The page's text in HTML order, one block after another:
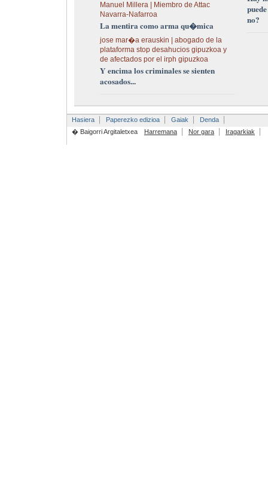
Manuel Millera | Miembro de Attac
Navarra-Nafarroa
La mentira como arma qu�mica
jose mar�a erauskin | abogado de la
plataforma stop desahucios gipuzkoa y
de afectados por el irph gipuzkoa
Y encima los criminales se sienten
acosados...
no?
Hasiera Paperezko edizioa Gaiak
Denda
� Baigorri Argitaletxea
Harremana Nor gara Iragarkiak